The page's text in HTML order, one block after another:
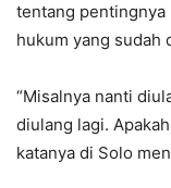
tentang
hukum yang sudah
“Misalnya nanti
diulang lagi.
katanya di Solo